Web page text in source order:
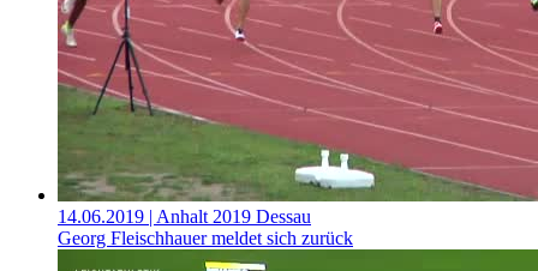
14.06.2019 | Anhalt 2019 Dessau
Georg Fleischhauer meldet sich zurück